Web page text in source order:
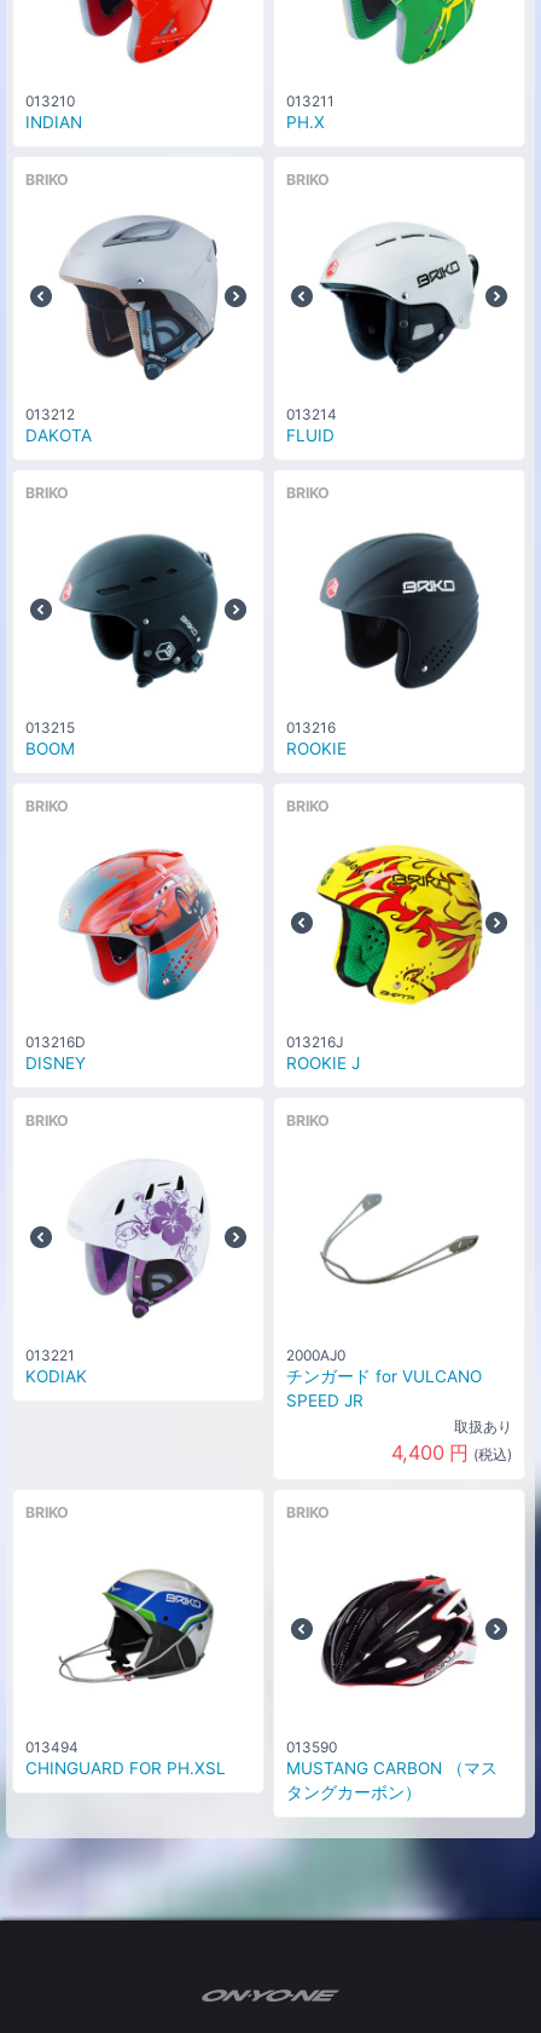
013210
INDIAN
013211
PH.X
BRIKO
013212
DAKOTA
BRIKO
013214
FLUID
BRIKO
013215
BOOM
BRIKO
013216
ROOKIE
BRIKO
013216D
DISNEY
BRIKO
013216J
ROOKIE J
BRIKO
013221
KODIAK
BRIKO
2000AJ0
チンガード for VULCANO
SPEED JR
取扱あり
4,400 円 (税込)
BRIKO
013494
CHINGUARD FOR PH.XSL
BRIKO
013590
MUSTANG CARBON （マス
タングカーボン）